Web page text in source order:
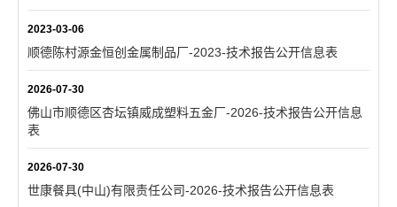
2023-03-06
顺德陈村源金恒创金属制品厂-2023-技术报告公开信息表
2026-07-30
佛山市顺德区杏坛镇威成塑料五金厂-2026-技术报告公开信息
表
2026-07-30
世康餐具(中山)有限责任公司-2026-技术报告公开信息表